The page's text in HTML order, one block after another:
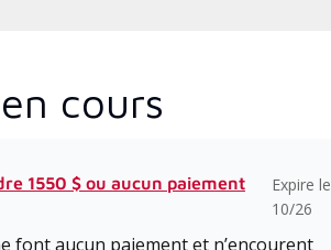
cours
1550 $ ou aucun paiement
Expire le
10/26
font aucun paiement et n’encourent